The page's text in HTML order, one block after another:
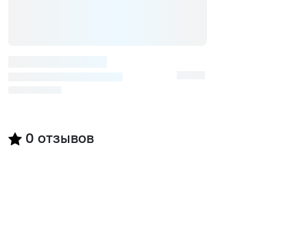
0 отзывов